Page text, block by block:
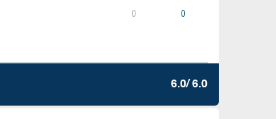
0 0
6.0/ 6.0